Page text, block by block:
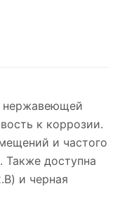
нержавеющей
к коррозии.
и частого
Также доступна
и черная